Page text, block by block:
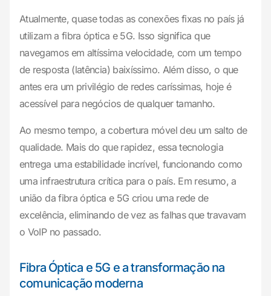
Atualmente, quase todas as conexões fixas no país já
utilizam a fibra óptica e 5G. Isso significa que
navegamos em altíssima velocidade, com um tempo
de resposta (latência) baixíssimo. Além disso, o que
antes era um privilégio de redes caríssimas, hoje é
acessível para negócios de qualquer tamanho.
Ao mesmo tempo, a cobertura móvel deu um salto de
qualidade. Mais do que rapidez, essa tecnologia
entrega uma estabilidade incrível, funcionando como
uma infraestrutura crítica para o país. Em resumo, a
união da fibra óptica e 5G criou uma rede de
excelência, eliminando de vez as falhas que travavam
o VoIP no passado.
Fibra Óptica e 5G e a transformação na
comunicação moderna